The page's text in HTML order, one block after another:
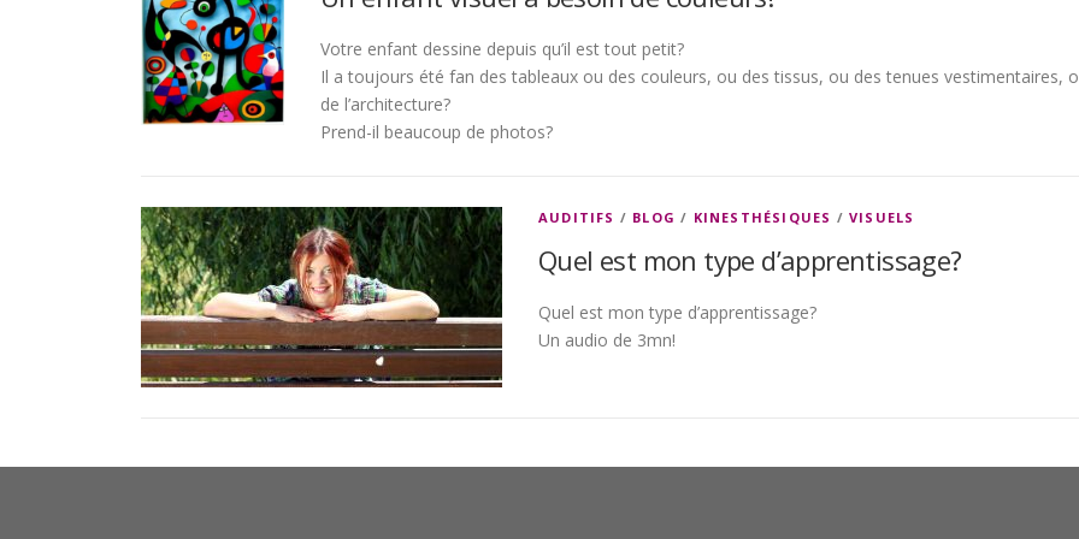
Votre enfant dessine depuis qu’il est tout petit?
Il a toujours été fan des tableaux ou des couleurs, ou des tissus, ou des tenues vestimentaires,
de l’architecture?
Prend-il beaucoup de photos?
AUDITIFS / BLOG / KINESTHÉSIQUES /VISUELS
Quel est mon type d’apprentissage?
Quel est mon type d’apprentissage?
Un audio de 3mn!